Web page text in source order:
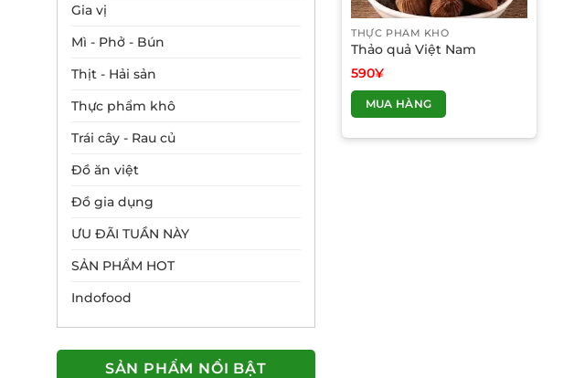
Gia vị
Mì - Phở - Bún
Thịt - Hải sản
Thực phẩm khô
Trái cây - Rau củ
Đồ ăn việt
Đồ gia dụng
ƯU ĐÃI TUẦN NÀY
SẢN PHẨM HOT
Indofood
SẢN PHẨM NỔI BẬT
THỰC PHẨM KHÔ
Thảo quả Việt Nam
590¥
MUA HÀNG